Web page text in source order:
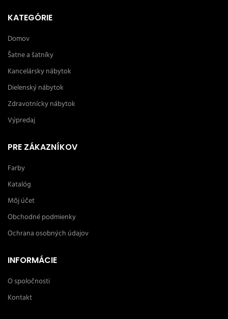
KATEGÓRIE
Domov
Šatne a šatníky
Kancelársky nábytok
Dielenský nábytok
Zdravotnícky nábytok
Výpredaj
PRE ZÁKAZNÍKOV
Farby
Katalóg
Môj účet
Obchodné podmienky
Ochrana osobných údajov
INFORMÁCIE
O spoločnosti
Kontakt